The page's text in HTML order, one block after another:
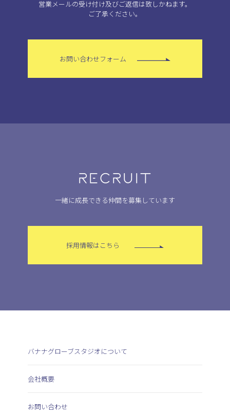
営業メールの受け付け及びご返信は致しかねます。
ご了承ください。
お問い合わせフォーム
RECRUIT
一緒に成長できる仲間を募集しています
採用情報はこちら
バナナグローブスタジオについて
会社概要
お問い合わせ